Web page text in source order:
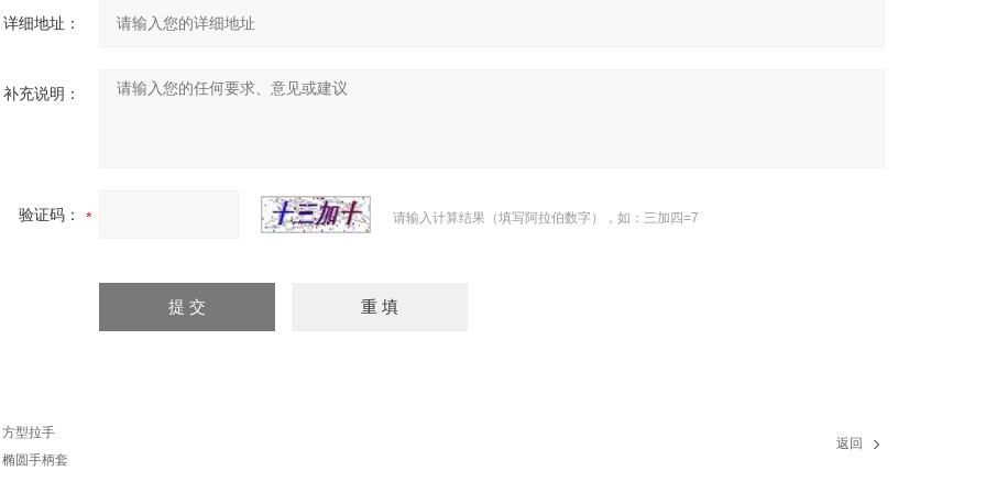
详细地址：
补充说明：
验证码： 请输入计算结果（填写阿拉伯数字），如：三加四=7
方型拉手
椭圆手柄套
返回